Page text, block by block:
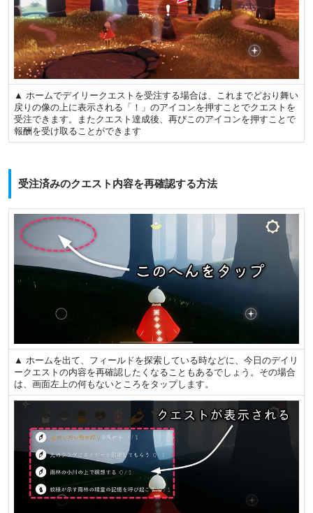
▲ ホームでデイリークエストを受注する場合は、これまでどおり舞い
戻りの像の上に表示される「！」のアイコンを押すことでクエストを
受注できます。またクエスト達成後、再びこのアイコンを押すことで
報酬を受け取ることができます
受注済みのクエスト内容を再確認する方法
▲ ホームを出て、フィールドを探索している時などに、今日のデイリ
ークエストの内容を再確認したくなることもあるでしょう。その場合
は、画面左上の何もないところをタップします。